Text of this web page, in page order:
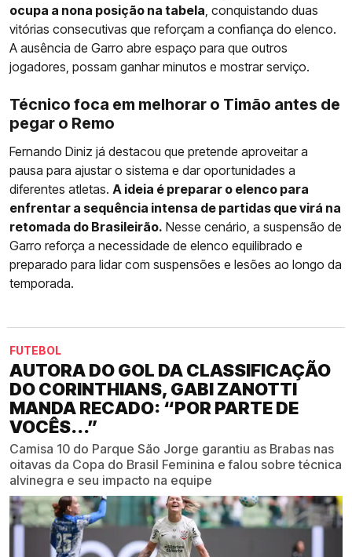
ocupa a nona posição na tabela , conquistando duas
vitórias consecutivas que reforçam a confiança do elenco.
A ausência de Garro abre espaço para que outros
jogadores, possam ganhar minutos e mostrar serviço.
Técnico foca em melhorar o Timão antes de
pegar o Remo
Fernando Diniz já destacou que pretende aproveitar a
pausa para ajustar o sistema e dar oportunidades a
diferentes atletas. A ideia é preparar o elenco para
enfrentar a sequência intensa de partidas que virá na
retomada do Brasileirão. Nesse cenário, a suspensão de
Garro reforça a necessidade de elenco equilibrado e
preparado para lidar com suspensões e lesões ao longo da
temporada.
FUTEBOL
AUTORA DO GOL DA CLASSIFICAÇÃO
DO CORINTHIANS, GABI ZANOTTI
MANDA RECADO: “POR PARTE DE
VOCÊS...”
Camisa 10 do Parque São Jorge garantiu as Brabas nas
oitavas da Copa do Brasil Feminina e falou sobre técnica
alvinegra e seu impacto na equipe